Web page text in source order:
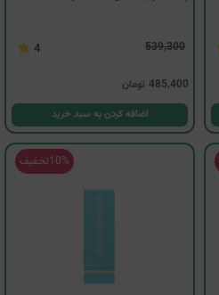
539,300
4
485,400 تومان
اضافه کردن به سبد خرید
10%تخفیف